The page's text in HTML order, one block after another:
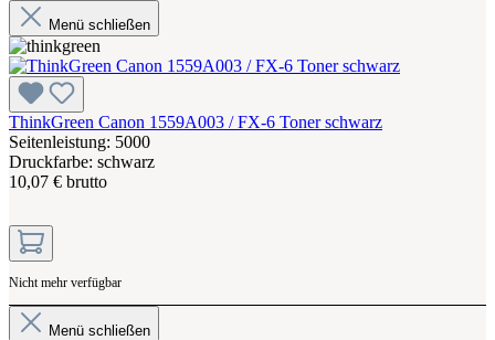
Menü schließen
ThinkGreen Canon 1559A003 / FX-6 Toner schwarz
Seitenleistung: 5000
Druckfarbe: schwarz
10,07 € brutto
Nicht mehr verfügbar
Menü schließen